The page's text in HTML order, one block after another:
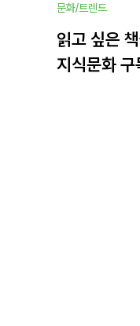
문화/트렌드
읽고 싶은
지식문화 구